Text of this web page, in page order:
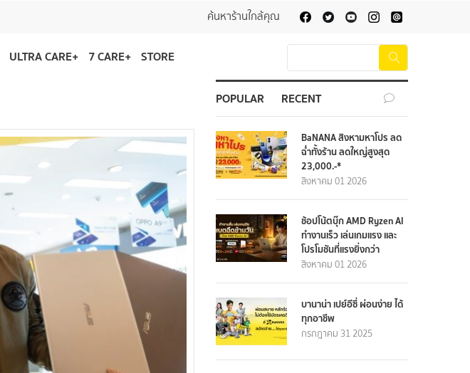
ค้นหาร้านใกล้คุณ
ULTRA CARE+ 7 CARE+ STORE
POPULAR RECENT
BaNANA สิงหามหาโปร ลด
ฉ่ำทั้งร้าน ลดใหญ่สูงสุด
23,000.-*
สิงหาคม 01 2026
ช้อปโน้ตบุ๊ก AMD Ryzen AI
ทำงานเร็ว เล่นเกมแรง และ
โปรโมชันที่แรงยิ่งกว่า
สิงหาคม 01 2026
บานาน่า เปย์อีซี่ ผ่อนง่าย ได้
ทุกอาชีพ
กรกฎาคม 31 2025